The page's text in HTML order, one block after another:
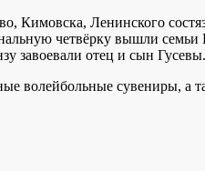
Ленинского
четвёрку вышли
завоевали отец и сын Гусевы.
сувениры, а